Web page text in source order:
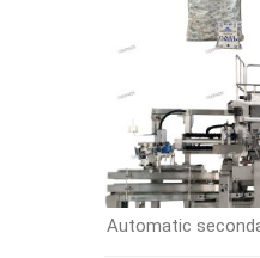
Automatic